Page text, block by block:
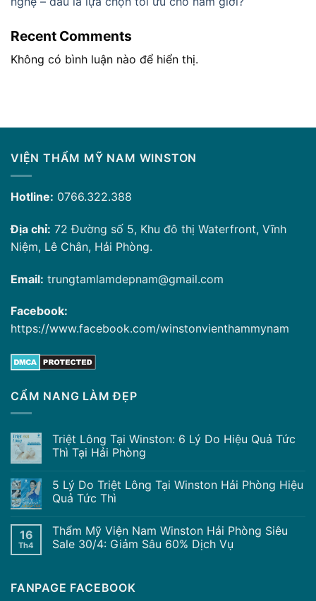
Recent Comments
Không có bình luận nào để hiển thị.
VIỆN THẨM MỸ NAM WINSTON
Hotline: 0766.322.388
Địa chỉ: 72 Đường số 5, Khu đô thị Waterfront, Vĩnh
Niệm, Lê Chân, Hải Phòng.
Email: trungtamlamdepnam@gmail.com
Facebook:
https://www.facebook.com/winstonvienthammynam
CẨM NANG LÀM ĐẸP
Triệt Lông Tại Winston: 6 Lý Do Hiệu Quả Tức
Thì Tại Hải Phòng
5 Lý Do Triệt Lông Tại Winston Hải Phòng Hiệu
Quả Tức Thì
16
Th4
Thẩm Mỹ Viện Nam Winston Hải Phòng Siêu
Sale 30/4: Giảm Sâu 60% Dịch Vụ
FANPAGE FACEBOOK